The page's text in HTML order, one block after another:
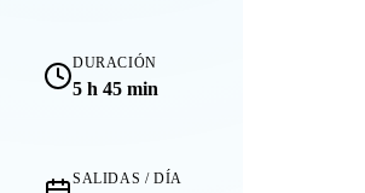
DURACIÓN
5 h 45 min
SALIDAS / DÍA